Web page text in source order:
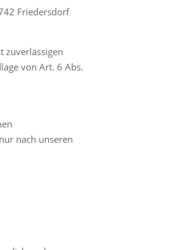
Friedersdorf
zuverlässigen
von Art. 6 Abs.
nach unseren